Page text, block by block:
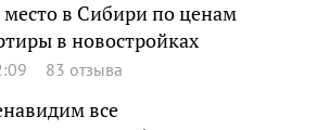
место в Сибири по ценам
в новостройках
83 отзыва
все